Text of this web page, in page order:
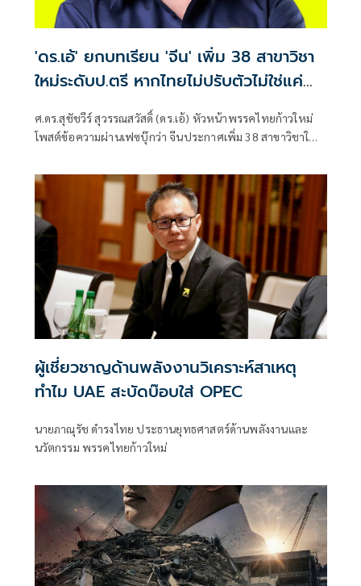
'ดร.เอ้' ยกบทเรียน 'จีน' เพิ่ม 38 สาขาวิชา
ใหม่ระดับป.ตรี หากไทยไม่ปรับตัวไม่ใช่แค่
ศ.ดร.สุชัชวีร์ สุวรรณสวัสดิ์ (ดร.เอ้) หัวหน้าพรรคไทยก้าวใหม่
โพสต์ข้อความผ่านเฟซบุ๊กว่า จีนประกาศเพิ่ม 38 สาขาวิชาใหม่
"คนแห่งอนาคต”
ผู้เชี่ยวชาญด้านพลังงานวิเคราะห์สาเหตุ
ทำไม UAE สะบัดบ๊อบใส่ OPEC
นายภาณุรัช ดำรงไทย ประธานยุทธศาสตร์ด้านพลังงานและ
นวัตกรรม พรรคไทยก้าวใหม่